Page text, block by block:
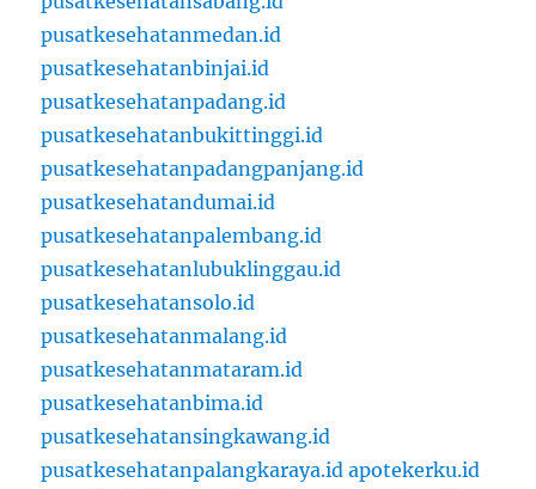
pusatkesehatanmedan.id
pusatkesehatanbinjai.id
pusatkesehatanpadang.id
pusatkesehatanbukittinggi.id
pusatkesehatanpadangpanjang.id
pusatkesehatandumai.id
pusatkesehatanpalembang.id
pusatkesehatanlubuklinggau.id
pusatkesehatansolo.id
pusatkesehatanmalang.id
pusatkesehatanmataram.id
pusatkesehatanbima.id
pusatkesehatansingkawang.id
pusatkesehatanpalangkaraya.id apotekerku.id